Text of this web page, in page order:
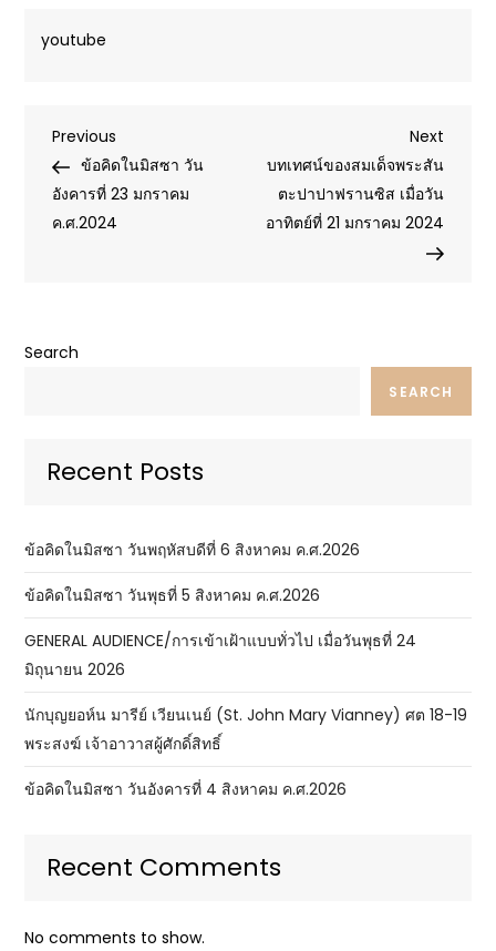
youtube
Post
navigation
Previous
Post
Previous
ข้อคิดในมิสซา วัน
อังคารที่ 23 มกราคม
ค.ศ.2024
Next
Post
Next
บทเทศน์ของสมเด็จพระสัน
ตะปาปาฟรานซิส เมื่อวัน
อาทิตย์ที่ 21 มกราคม 2024
Search
SEARCH
Recent Posts
ข้อคิดในมิสซา วันพฤหัสบดีที่ 6 สิงหาคม ค.ศ.2026
ข้อคิดในมิสซา วันพุธที่ 5 สิงหาคม ค.ศ.2026
GENERAL AUDIENCE/การเข้าเฝ้าแบบทั่วไป เมื่อวันพุธที่ 24
มิถุนายน 2026
นักบุญยอห์น มารีย์ เวียนเนย์ (St. John Mary Vianney) ศต 18-19
พระสงฆ์ เจ้าอาวาสผู้ศักดิ์สิทธิ์
ข้อคิดในมิสซา วันอังคารที่ 4 สิงหาคม ค.ศ.2026
Recent Comments
No comments to show.